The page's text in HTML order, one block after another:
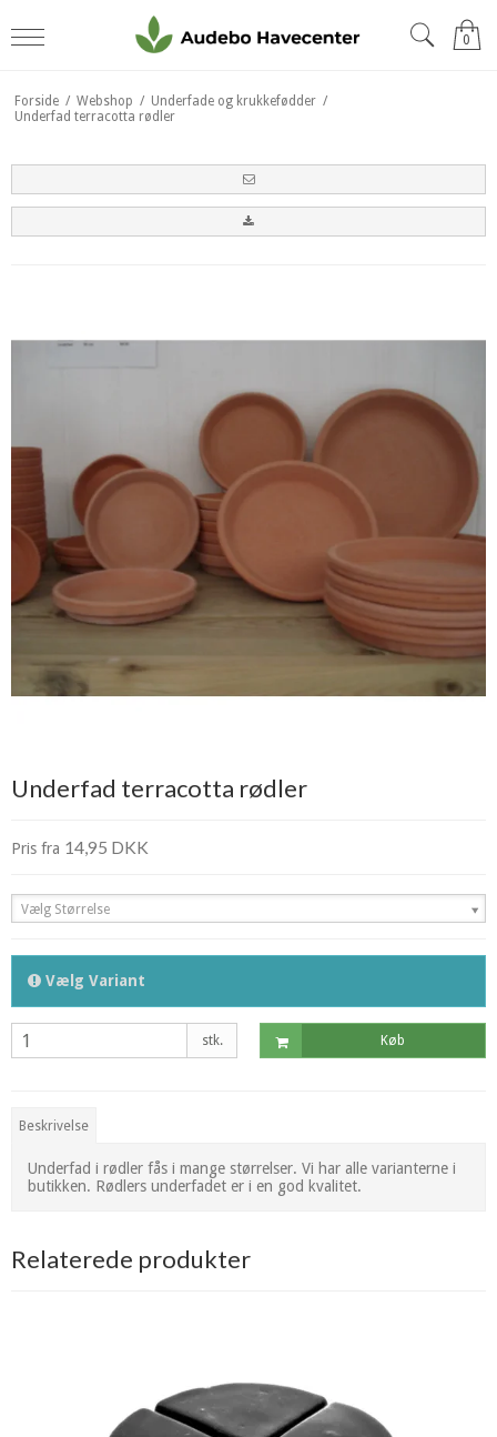
0
Forside / Webshop / Underfade og krukkefødder /
Underfad terracotta rødler
Underfad terracotta rødler
Pris fra 14,95 DKK
Vælg Størrelse
Vælg Variant
stk. Køb
Beskrivelse
Underfad i rødler fås i mange størrelser. Vi har alle varianterne i
butikken. Rødlers underfadet er i en god kvalitet.
Relaterede produkter